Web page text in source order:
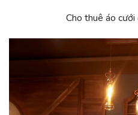
Cho thuê áo